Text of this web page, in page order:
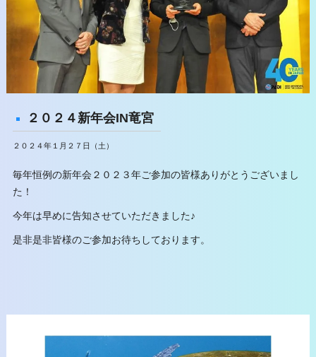
２０２４新年会IN竜宮
２０２４年１月２７日（土）
毎年恒例の新年会２０２３年ご参加の皆様ありがとうございまし
た！
今年は早めに告知させていただきました♪
是非是非皆様のご参加お待ちしております。